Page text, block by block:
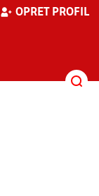
OPRET PROFIL